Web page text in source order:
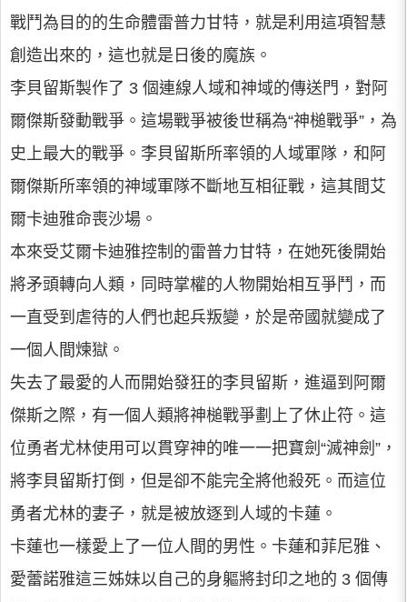
戰鬥為目的的生命體雷普力甘特，就是利用這項智慧
創造出來的，這也就是日後的魔族。
李貝留斯製作了 3 個連線人域和神域的傳送門，對阿
爾傑斯發動戰爭。這場戰爭被後世稱為“神槌戰爭”，為
史上最大的戰爭。李貝留斯所率領的人域軍隊，和阿
爾傑斯所率領的神域軍隊不斷地互相征戰，這其間艾
爾卡迪雅命喪沙場。
本來受艾爾卡迪雅控制的雷普力甘特，在她死後開始
將矛頭轉向人類，同時掌權的人物開始相互爭鬥，而
一直受到虐待的人們也起兵叛變，於是帝國就變成了
一個人間煉獄。
失去了最愛的人而開始發狂的李貝留斯，進逼到阿爾
傑斯之際，有一個人類將神槌戰爭劃上了休止符。這
位勇者尤林使用可以貫穿神的唯一一把寶劍“滅神劍”，
將李貝留斯打倒，但是卻不能完全將他殺死。而這位
勇者尤林的妻子，就是被放逐到人域的卡蓮。
卡蓮也一樣愛上了一位人間的男性。卡蓮和菲尼雅、
愛蕾諾雅這三姊妹以自己的身軀將封印之地的 3 個傳